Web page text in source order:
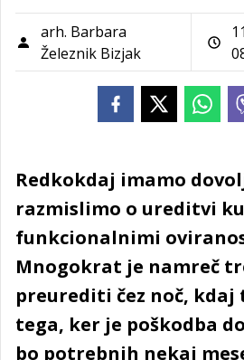
arh. Barbara
Železnik Bizjak
Redkokdaj imamo
razmislimo o ureditvi
funkcionalnimi
Mnogokrat je namreč
preurediti čez noč, kdaj
tega, ker je poškodba
bo potrebnih nekaj